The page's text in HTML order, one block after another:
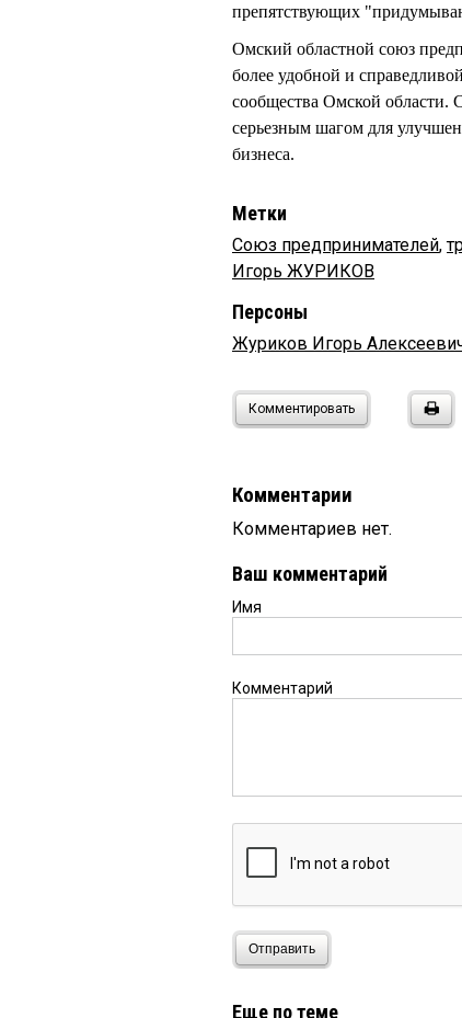
препятствующих
Омский областной союз
более удобной и
сообщества Омской области.
серьезным шагом для
бизнеса.
Метки
Союз предпринимателей,
Игорь ЖУРИКОВ
Персоны
Журиков Игорь
Комментировать
Комментарии
Комментариев нет.
Ваш комментарий
Имя
Комментарий
Отправить
Еще по теме